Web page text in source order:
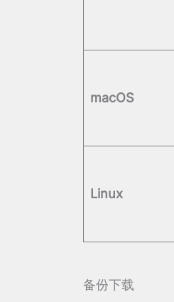
macOS
Linux
备份下载